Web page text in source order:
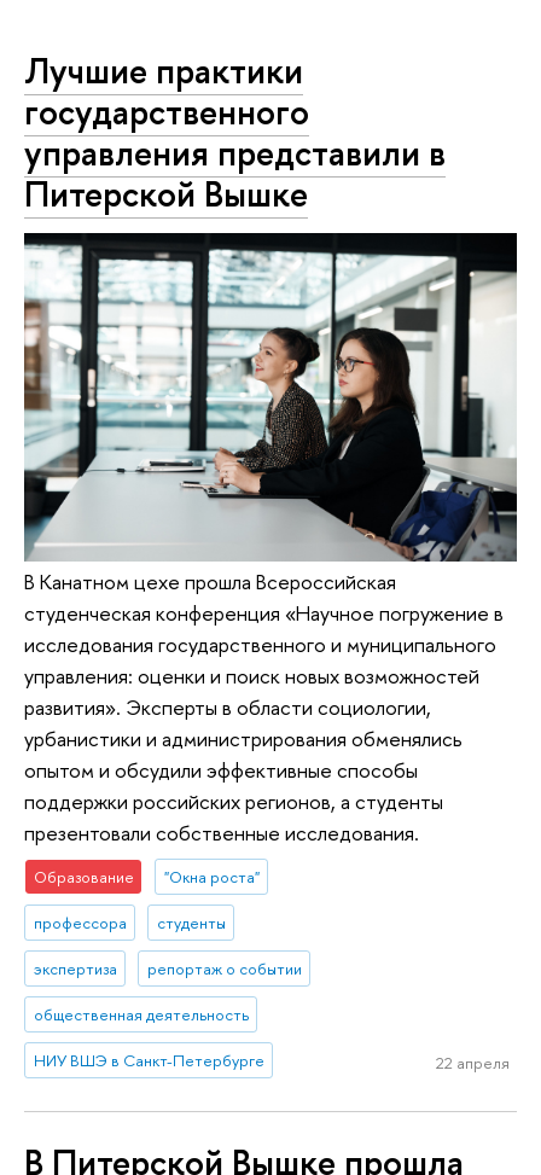
Лучшие практики
государственного
управления представили в
Питерской Вышке
В Канатном цехе прошла Всероссийская
студенческая конференция «Научное погружение в
исследования государственного и муниципального
управления: оценки и поиск новых возможностей
развития». Эксперты в области социологии,
урбанистики и администрирования обменялись
опытом и обсудили эффективные способы
поддержки российских регионов, а студенты
презентовали собственные исследования.
Образование "Окна роста"
профессора студенты
экспертиза репортаж о событии
общественная деятельность
НИУ ВШЭ в Санкт-Петербурге 22 апреля
В Питерской Вышке прошла